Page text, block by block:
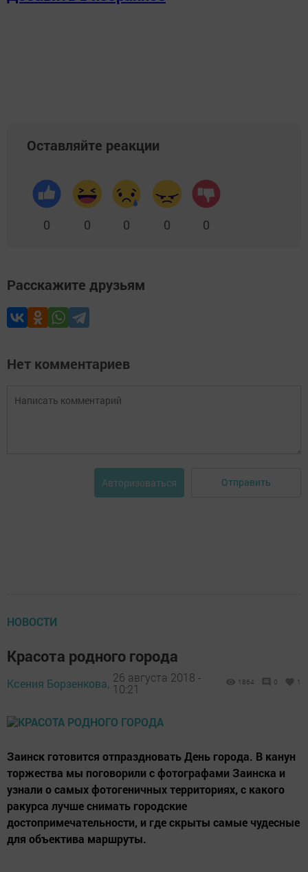
Оставляйте реакции
0 0 0 0 0
Расскажите друзьям
Нет комментариев
Авторизоваться Отправить
НОВОСТИ
Красота родного города
Ксения Борзенкова, 26 августа 2018 -
10:21
1864 0 1
Заинск готовится отпраздновать День города. В канун
торжества мы поговорили с фотографами Заинска и
узнали о самых фотогеничных территориях, с какого
ракурса лучше снимать городские
достопримечательности, и где скрыты самые чудесные
для объектива маршруты.